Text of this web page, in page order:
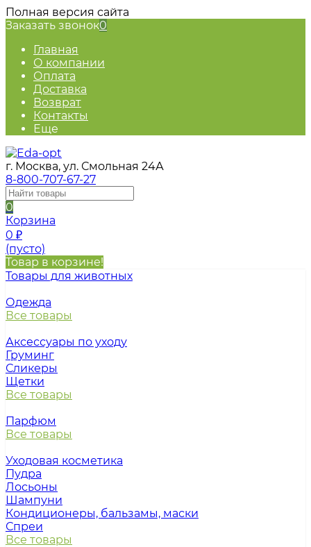
Полная версия сайта
Заказать звонок0
Главная
О компании
Оплата
Доставка
Возврат
Контакты
Еще
г. Москва, ул. Смольная 24А
8-800-707-67-27
0
Корзина
0 ₽
(пусто)
Товар в корзине!
Товары для животных
Одежда
Все товары
Аксессуары по уходу
Груминг
Сликеры
Щетки
Все товары
Парфюм
Все товары
Уходовая косметика
Пудра
Лосьоны
Шампуни
Кондиционеры, бальзамы, маски
Спреи
Все товары